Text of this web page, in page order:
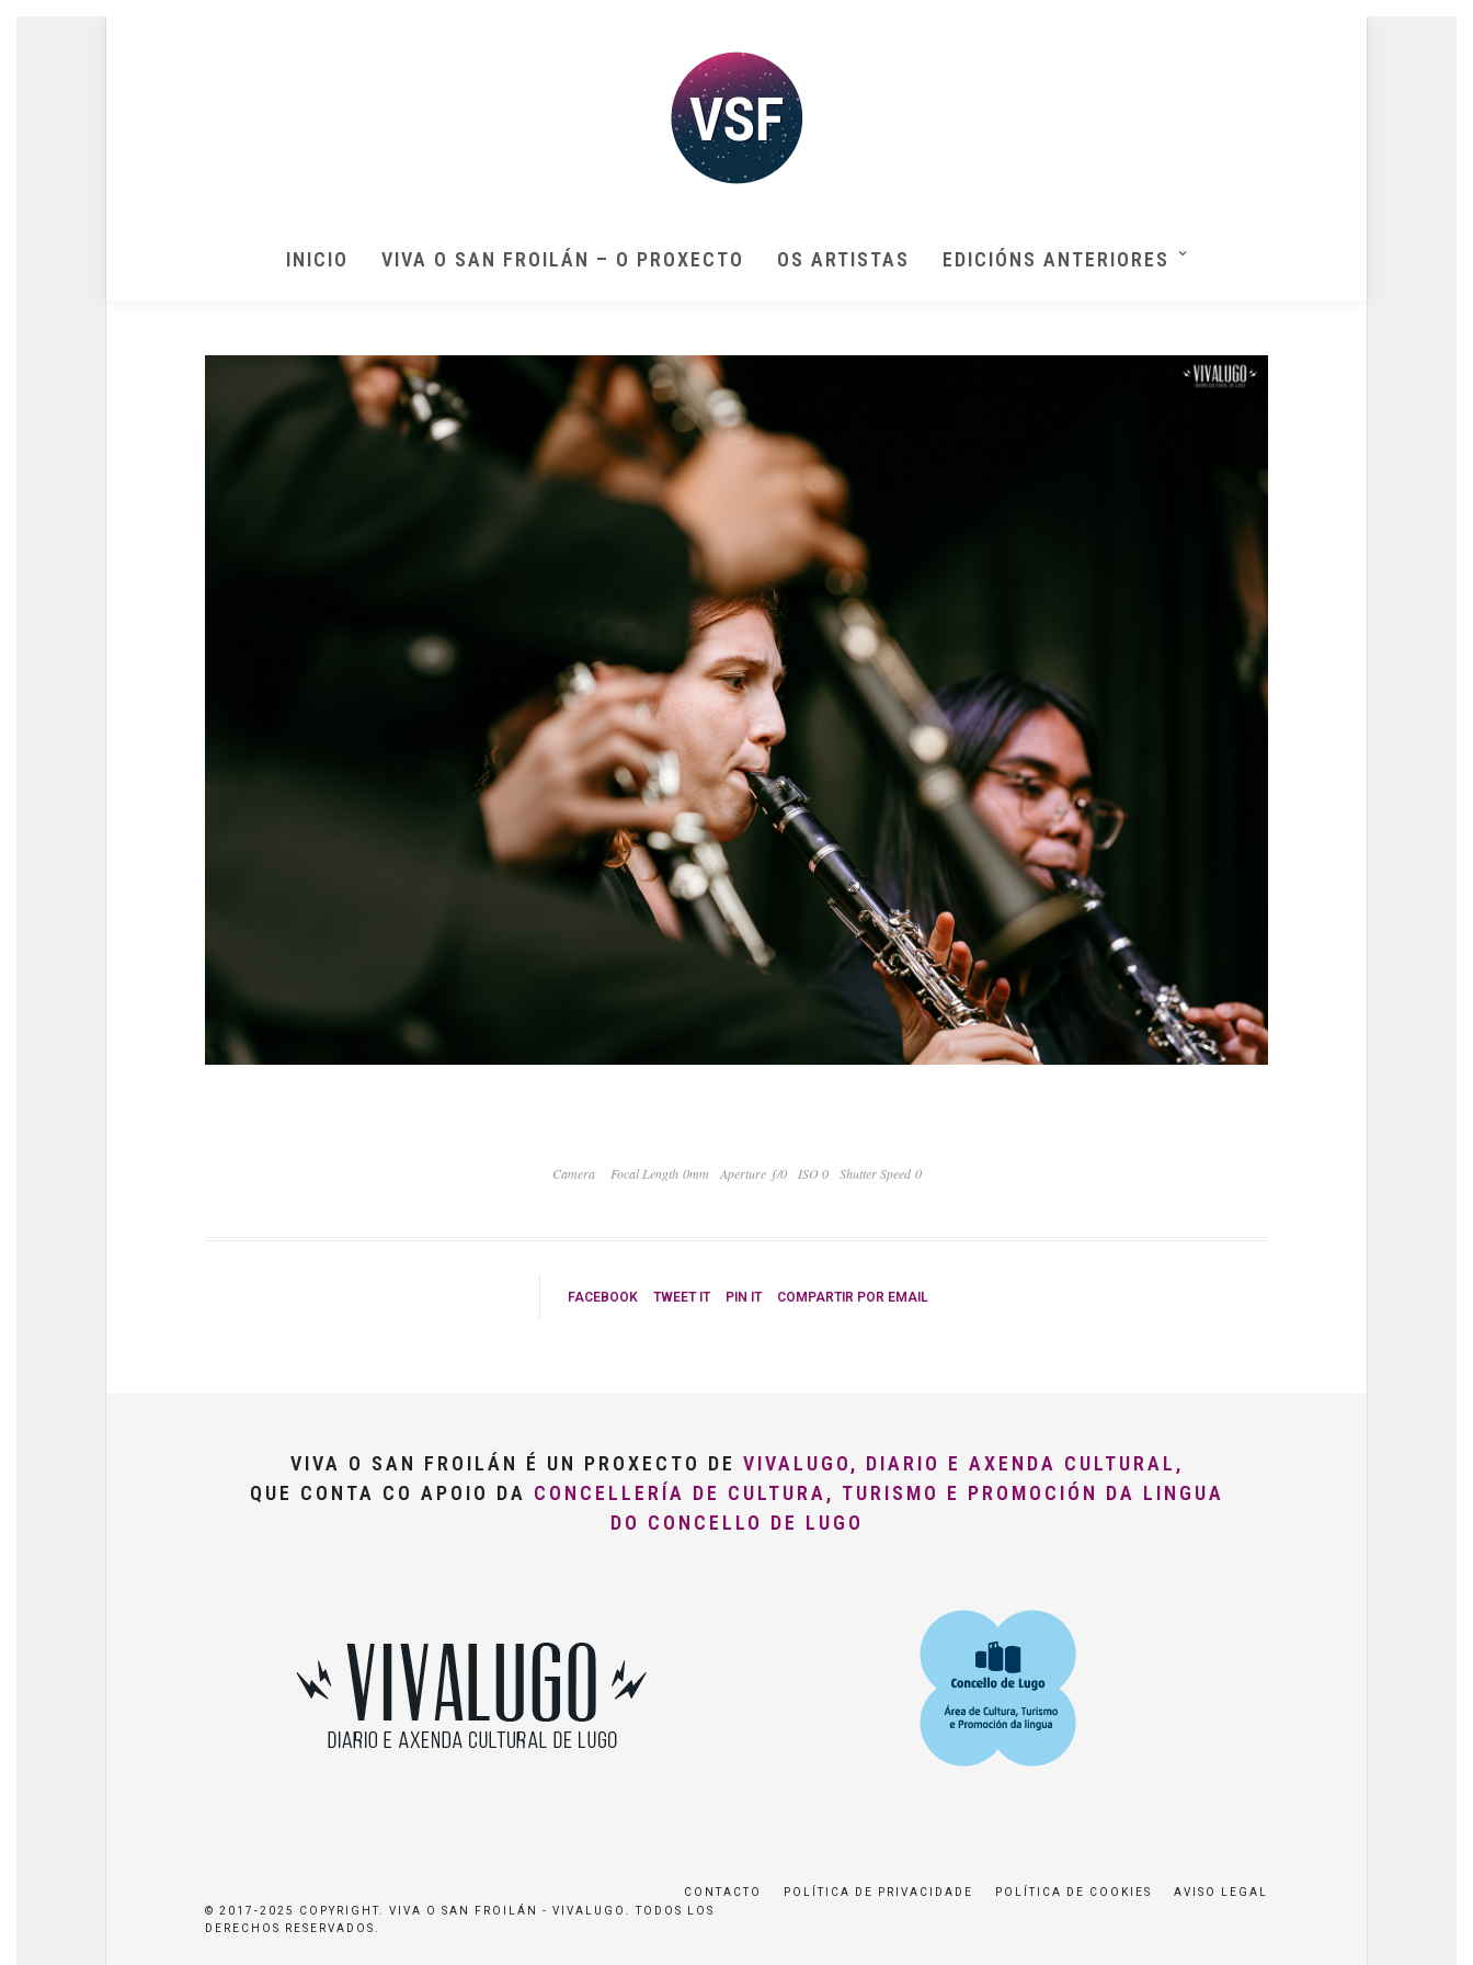
INICIO VIVA O SAN FROILÁN – O PROXECTO OS ARTISTAS EDICIÓNS ANTERIORES
Camera Focal Length 0mm Aperture ƒ/0 ISO 0 Shutter Speed 0
FACEBOOK TWEET IT PIN IT COMPARTIR POR EMAIL
VIVA O SAN FROILÁN É UN PROXECTO DE VIVALUGO, DIARIO E AXENDA CULTURAL,
QUE CONTA CO APOIO DA CONCELLERÍA DE CULTURA, TURISMO E PROMOCIÓN DA LINGUA
DO CONCELLO DE LUGO
CONTACTO POLÍTICA DE PRIVACIDADE POLÍTICA DE COOKIES
AVISO LEGAL
© 2017-2025 COPYRIGHT. VIVA O SAN FROILÁN - VIVALUGO. TODOS LOS
DERECHOS RESERVADOS.